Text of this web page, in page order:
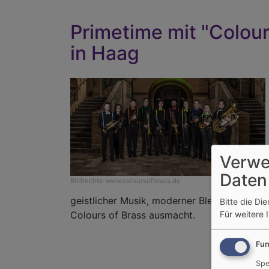
Primetime mit
in Haag
Bildrechte www.coloursofbrass.de
geistlicher Musik, moderner
Colours of Brass ausmacht.
Bitte die
Für weitere